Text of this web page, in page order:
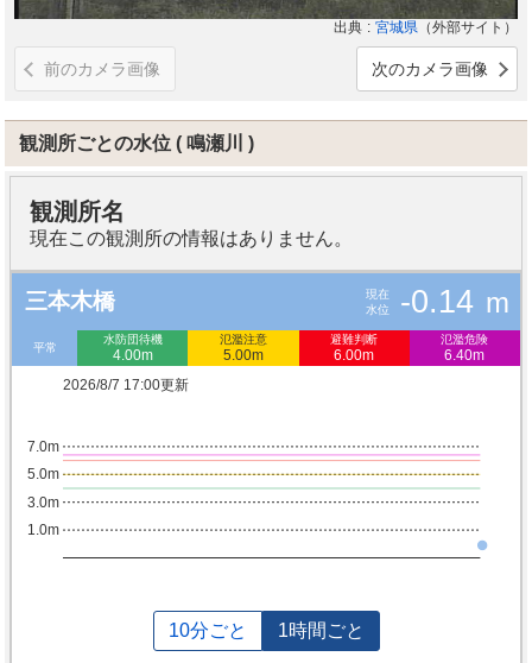
出典 宮城県 （外部サイト）
前のカメラ画像 次のカメラ画像
観測所ごとの水位 鳴瀬川
観測所名
現在この観測所の情報はありません。
三本木橋
現在
水位
-0.14 m
平常
水防団待機
4.00m
氾濫注意
5.00m
避難判断
6.00m
氾濫危険
6.40m
2026/8/7 17:00更新
1.0m
3.0m
5.0m
7.0m
10分ごと 1時間ごと